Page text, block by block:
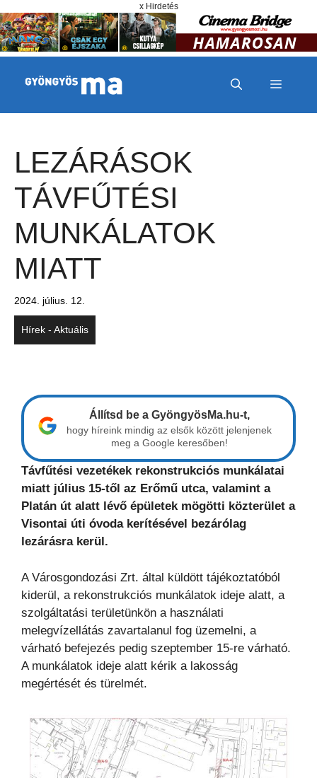
x Hirdetés
MENÜ
LEZÁRÁSOK
TÁVFŰTÉSI
MUNKÁLATOK
MIATT
2024. július. 12.
Hírek - Aktuális
Állítsd be a GyöngyösMa.hu-t,
hogy híreink mindig az elsők között jelenjenek
meg a Google keresőben!
Távfűtési vezetékek rekonstrukciós munkálatai
miatt július 15-től az Erőmű utca, valamint a
Platán út alatt lévő épületek mögötti közterület a
Visontai úti óvoda kerítésével bezárólag
lezárásra kerül.
A Városgondozási Zrt. által küldött tájékoztatóból
kiderül, a rekonstrukciós munkálatok ideje alatt, a
szolgáltatási területünkön a használati
melegvízellátás zavartalanul fog üzemelni, a
várható befejezés pedig szeptember 15-re várható.
A munkálatok ideje alatt kérik a lakosság
megértését és türelmét.